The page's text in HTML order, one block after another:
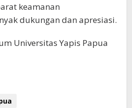
keamanan
dukungan dan apresiasi.
Universitas Yapis Papua